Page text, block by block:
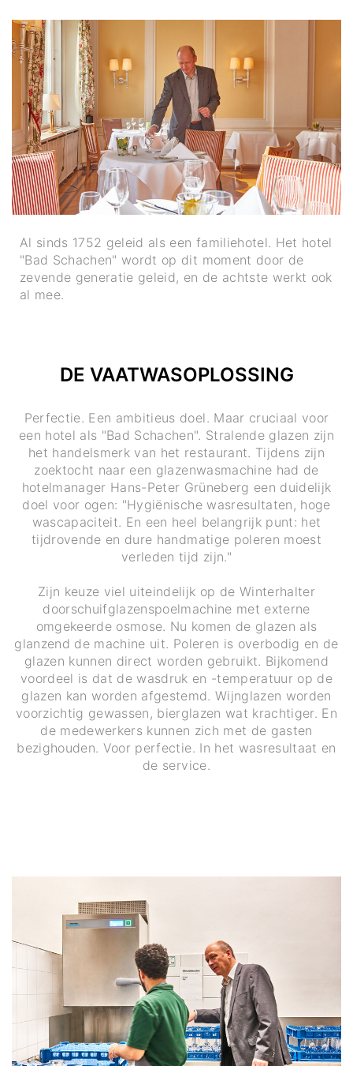
Al sinds 1752 geleid als een familiehotel. Het hotel
"Bad Schachen" wordt op dit moment door de
zevende generatie geleid, en de achtste werkt ook
al mee.
DE VAATWASOPLOSSING
Perfectie. Een ambitieus doel. Maar cruciaal voor
een hotel als "Bad Schachen". Stralende glazen zijn
het handelsmerk van het restaurant. Tijdens zijn
zoektocht naar een glazenwasmachine had de
hotelmanager Hans-Peter Grüneberg een duidelijk
doel voor ogen: "Hygiënische wasresultaten, hoge
wascapaciteit. En een heel belangrijk punt: het
tijdrovende en dure handmatige poleren moest
verleden tijd zijn."
Zijn keuze viel uiteindelijk op de Winterhalter
doorschuifglazenspoelmachine met externe
omgekeerde osmose. Nu komen de glazen als
glanzend de machine uit. Poleren is overbodig en de
glazen kunnen direct worden gebruikt. Bijkomend
voordeel is dat de wasdruk en -temperatuur op de
glazen kan worden afgestemd. Wijnglazen worden
voorzichtig gewassen, bierglazen wat krachtiger. En
de medewerkers kunnen zich met de gasten
bezighouden. Voor perfectie. In het wasresultaat en
de service.